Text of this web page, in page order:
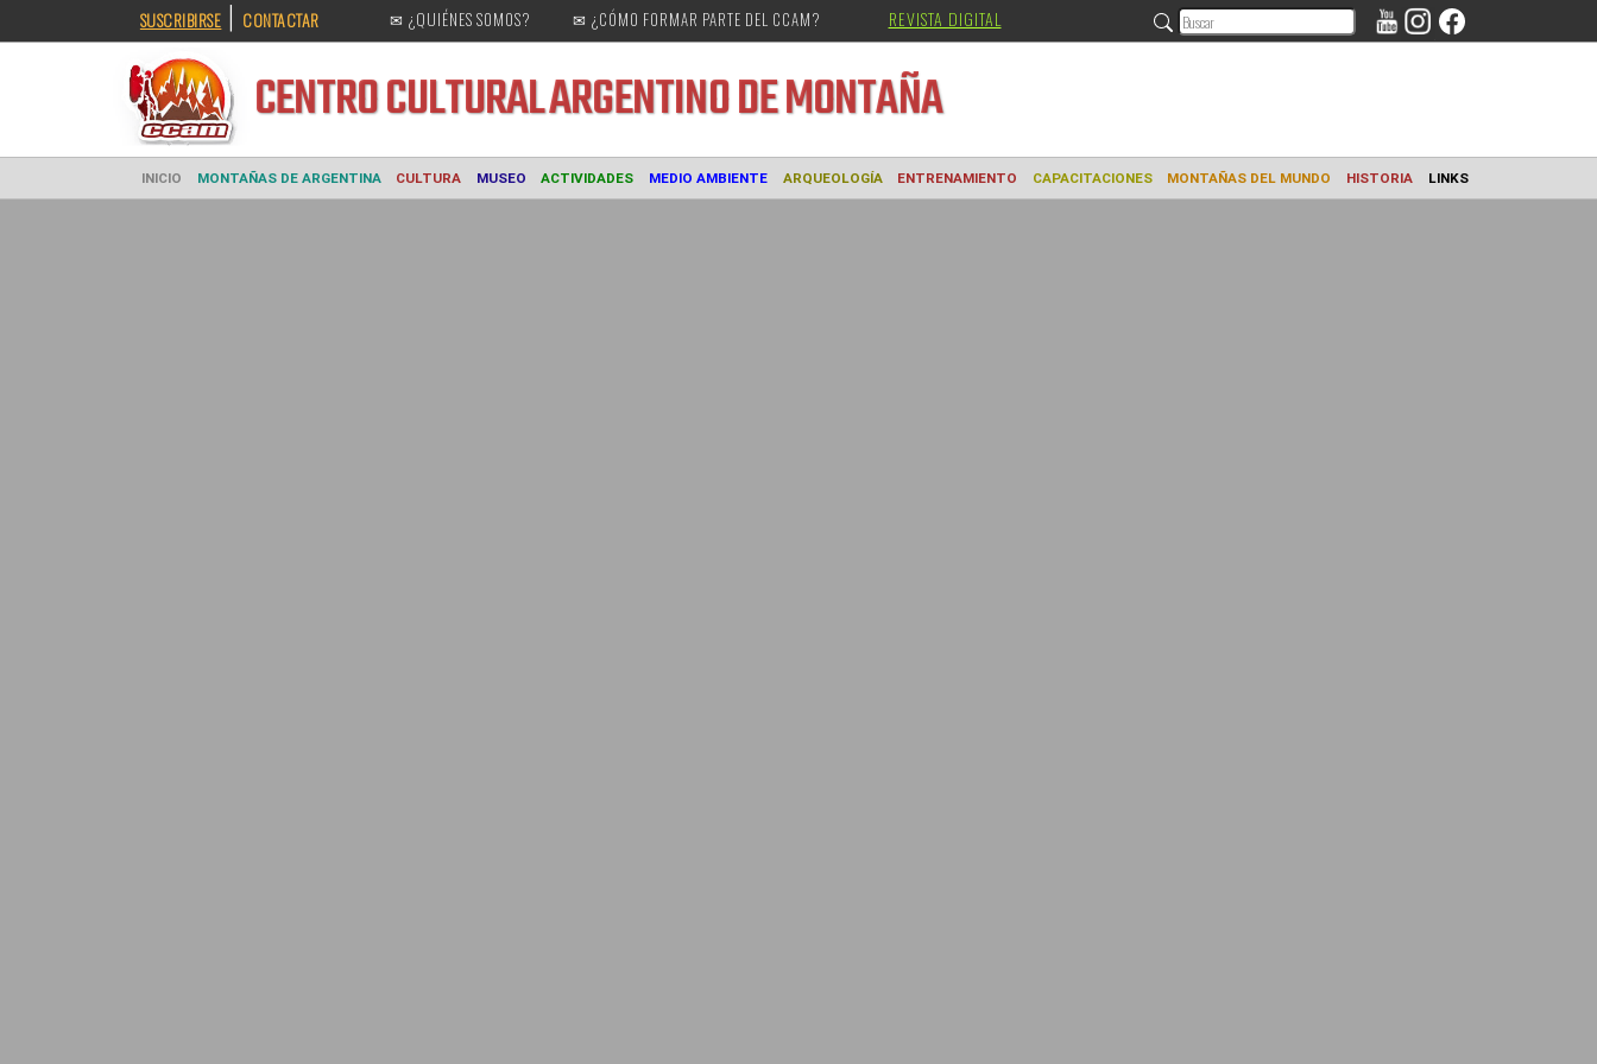
SUSCRIBIRSE | CONTACTAR ✉ ¿QUIÉNES SOMOS? ✉ ¿CÓMO FORMAR PARTE DEL CCAM? REVISTA DIGITAL
CENTRO CULTURALARGENTINO DE MONTAÑA
INICIO MONTAÑAS DE ARGENTINA CULTURA MUSEO ACTIVIDADES MEDIO AMBIENTE ARQUEOLOGÍA ENTRENAMIENTO CAPACITACIONES MONTAÑAS DEL MUNDO HISTORIA